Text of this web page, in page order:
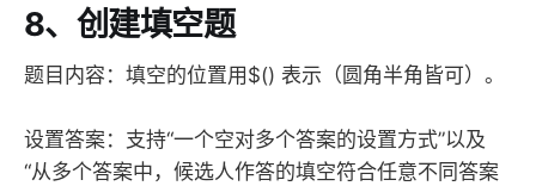
8、创建填空题
题目内容：填空的位置用$() 表示（圆角半角皆可）。
设置答案：支持“一个空对多个答案的设置方式”以及
“从多个答案中，候选人作答的填空符合任意不同答案